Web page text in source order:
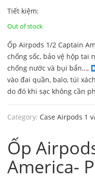
Original
price
was:
130.000 ₫.
Current
price
is:
99.000 ₫.
Tiết kiệm:
Out of stock
Ốp Airpods 1/2 Captain
chống sốc, bảo vệ hộp tai
chống nước và bụi bẩn…,
vào đai quần, balo, túi
do đó khi sạc không cần
Category: Case Airpods 1
Ốp
America-